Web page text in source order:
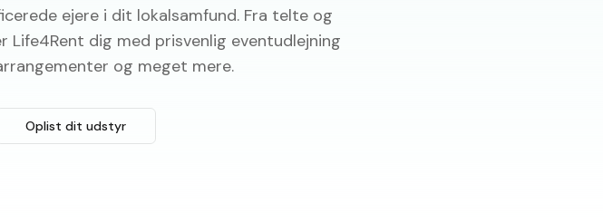
ejere i dit lokalsamfund. Fra telte og
dig med prisvenlig eventudlejning
og meget mere.
Oplist dit udstyr